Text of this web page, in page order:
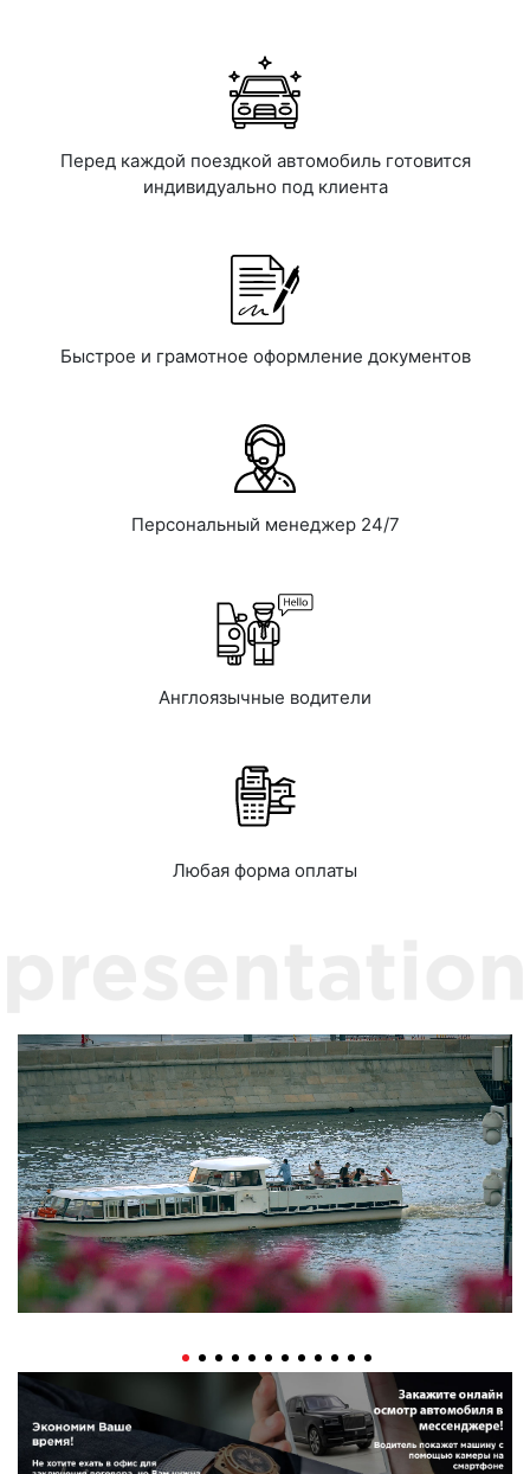
Перед каждой поездкой автомобиль готовится
индивидуально под клиента
Быстрое и грамотное оформление документов
Персональный менеджер 24/7
Англоязычные водители
Любая форма оплаты